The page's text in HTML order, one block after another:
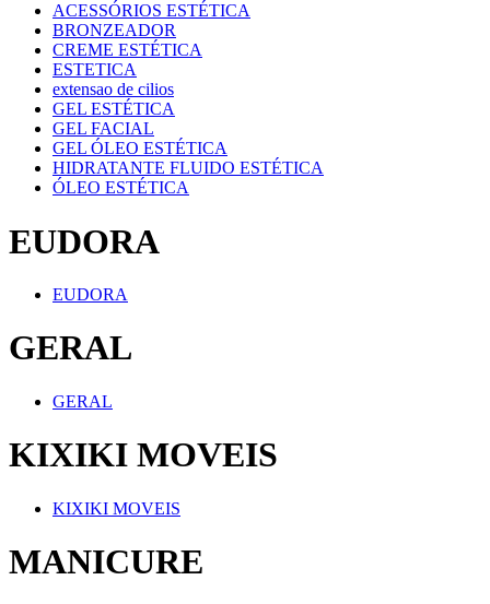
ACESSÓRIOS ESTÉTICA
BRONZEADOR
CREME ESTÉTICA
ESTETICA
extensao de cilios
GEL ESTÉTICA
GEL FACIAL
GEL ÓLEO ESTÉTICA
HIDRATANTE FLUIDO ESTÉTICA
ÓLEO ESTÉTICA
EUDORA
EUDORA
GERAL
GERAL
KIXIKI MOVEIS
KIXIKI MOVEIS
MANICURE